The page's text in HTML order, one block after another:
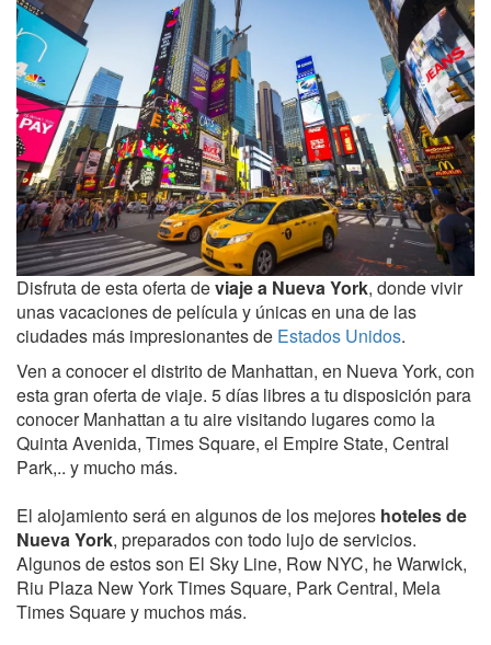
Disfruta de esta oferta deviaje a Nueva York, donde vivir
unas vacaciones de película y únicas en una de las
ciudades más impresionantes de Estados Unidos.
Ven a conocer el distrito de Manhattan, en Nueva York, con
esta gran oferta de viaje. 5 días libres a tu disposición para
conocer Manhattan a tu aire visitando lugares como la
Quinta Avenida, Times Square, el Empire State, Central
Park,.. y mucho más.
El alojamiento será en algunos de los mejores hoteles de
Nueva York, preparados con todo lujo de servicios.
Algunos de estos son El Sky Line, Row NYC, he Warwick,
Riu Plaza New York Times Square, Park Central, Mela
Times Square y muchos más.